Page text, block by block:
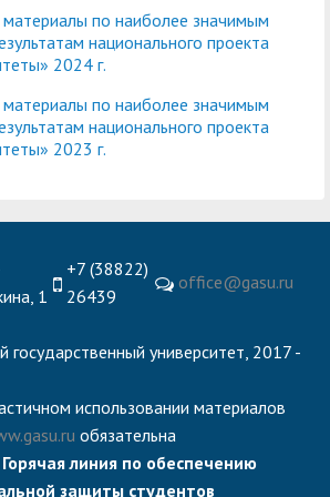
общественностью
Управление по
административно-
хозяйственной работе
Лучшие студенты
Сведения о доходах
Вопросы ректору
образования
компетенций
государственных и
Совет родителей
(законных
несовершеннолетних
Информация о
предоставлении
по наиболее значимым
национального проекта
2024 г.
по наиболее значимым
национального проекта
2023 г.
1
+7 (38822)
26439
office@gasu.ru
государственный университет, 2017 -
использовании материалов
обязательна
линия по обеспечению
защиты студентов